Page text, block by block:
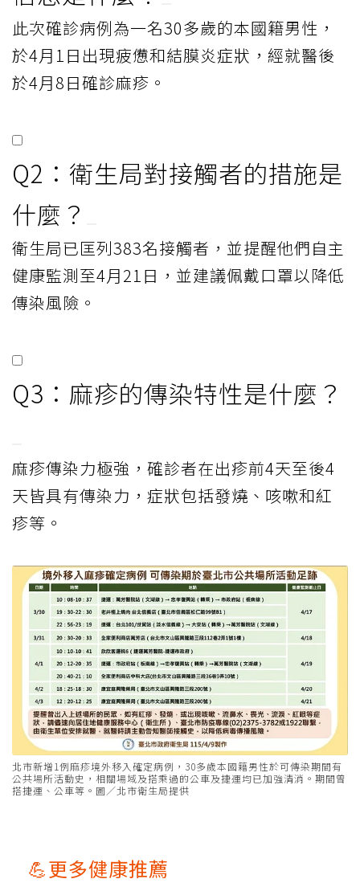
此次確診病例為一名30多歲的本國籍男性，
於4月1日出現疲憊和結膜炎症狀，經就醫後
於4月8日確診麻疹。
Q2：衛生局對接觸者的措施是
什麼？
衛生局已匡列383名接觸者，並提醒他們自主
健康監測至4月21日，並建議佩戴口罩以降低
傳染風險。
Q3：麻疹的傳染特性是什麼？
麻疹傳染力極強，確診者在出疹前4天至後4
天皆具有傳染力，症狀包括發燒、咳嗽和紅
疹等。
北市新增1例麻疹境外移入確定病例，30多歲本國籍男性於可傳染期間有
公共場所活動史，相關場域及搭乘過的公車及捷運均已加強清消。期間曾
搭捷運、公車等。圖／北市衛生局提供
💪更多健康推薦